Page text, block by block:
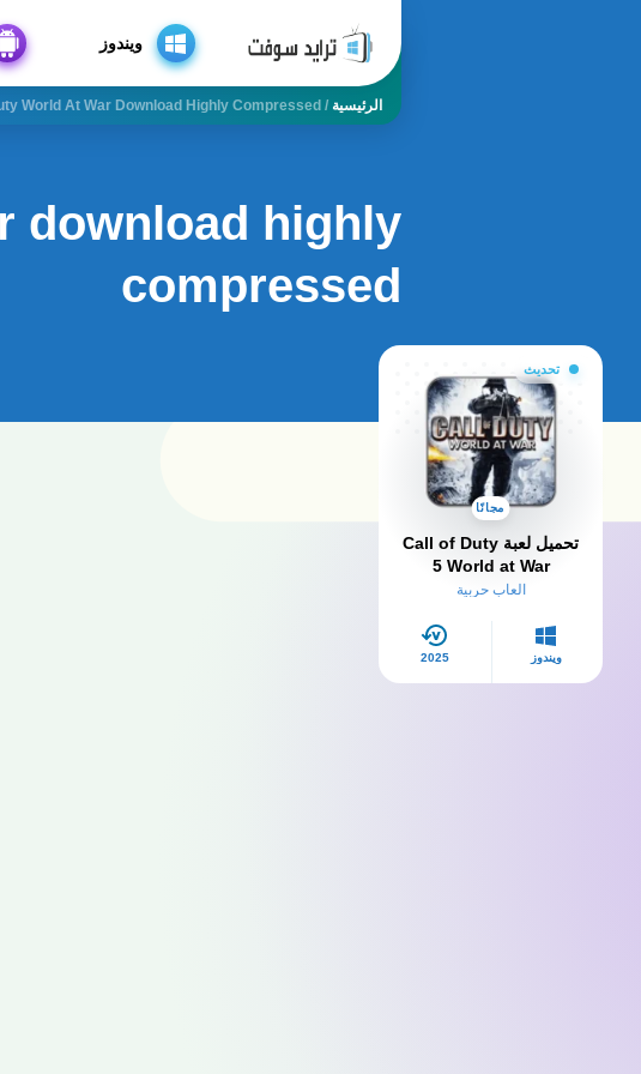
ويندوز
الرئيسية /
World At War Download Highly Compressed
download highly
compressed
تحديث
مجانًا
تحميل لعبة Call of Duty
5 World at War​
العاب حربية
ويندوز 2025